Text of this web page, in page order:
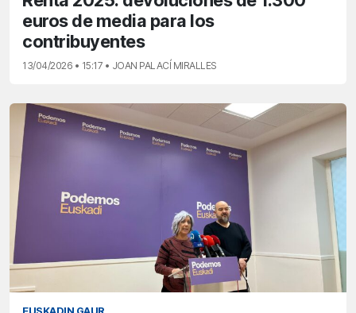
euros de media para los
contribuyentes
13/04/2026 • 15:17 • JOAN PALACÍ MIRALLES